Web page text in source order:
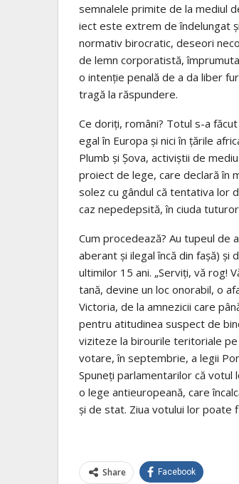
semnalele pri­mite de la mediul
iect este extrem de îndelungat
normativ birocratic, deseori
de lemn corpo­ratistă,
o inten­ţie penală de a da liber
tragă la răspundere.
Ce doriţi, ro­mâni? Totul s-a
egal în Eu­ropa şi nici în ţările
Plumb şi Şova, activiştii de
proiect de lege, care declară în
solez cu gândul că tentativa lor
caz nepedepsită, în ciuda
Cum procedează? Au tupeul de
aberant şi ilegal încă din faşă)
ultimilor 15 ani. „Serviţi, vă rog!
tană, devine un loc onorabil, o
Victoria, de la amnezicii care
pentru atitudinea sus­pect de
viziteze la birourile teritoriale pe
votare, în septembrie, a legii
Spuneţi parlamentarilor că
o lege an­tieuropeană, care
şi de stat. Ziua votului lor poate
Share Facebook